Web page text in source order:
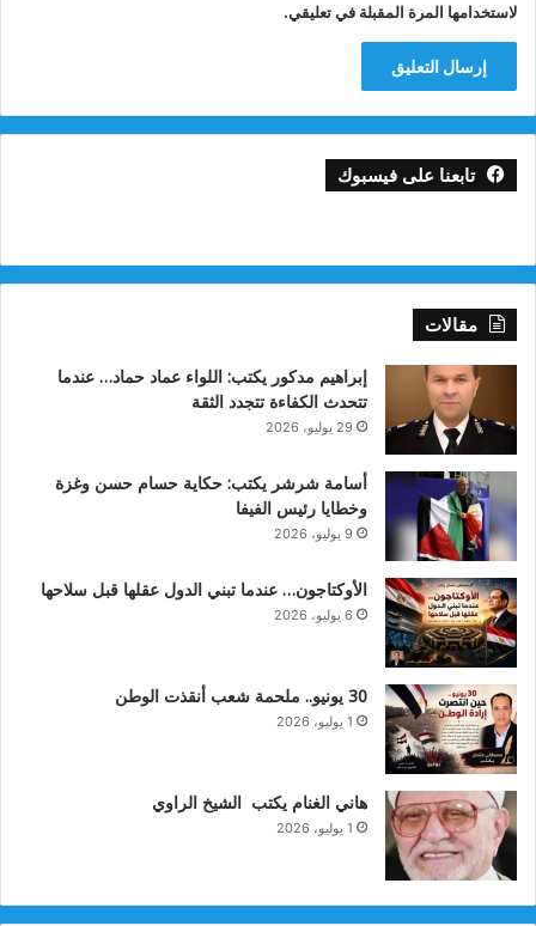
لاستخدامها المرة المقبلة في تعليقي.
تابعنا على فيسبوك
مقالات
إبراهيم مدكور يكتب: اللواء عماد حماد… عندما
تتحدث الكفاءة تتجدد الثقة
29 يوليو، 2026
أسامة شرشر يكتب: حكاية حسام حسن وغزة
وخطايا رئيس الفيفا
9 يوليو، 2026
الأوكتاجون… عندما تبني الدول عقلها قبل سلاحها
6 يوليو، 2026
30 يونيو.. ملحمة شعب أنقذت الوطن
1 يوليو، 2026
هاني الغنام يكتب الشيخ الراوي
1 يوليو، 2026